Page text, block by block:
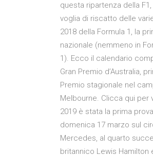
questa ripartenza della
voglia di riscatto delle
2018 della Formula 1, la
nazionale (nemmeno in
1). Ecco il calendario
Gran Premio d’Australia,
Premio stagionale nel
Melbourne. Clicca qui per
2019 è stata la prima
domenica 17 marzo sul
Mercedes, al quarto
britannico Lewis Hamilton